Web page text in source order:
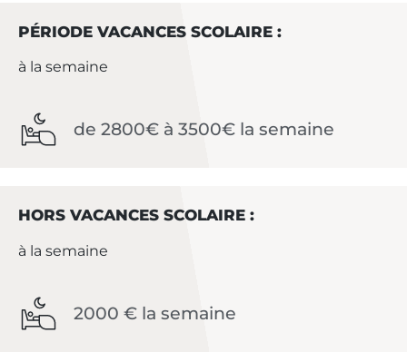
PÉRIODE VACANCES SCOLAIRE :
à la semaine
de 2800€ à 3500€ la semaine
HORS VACANCES SCOLAIRE :
à la semaine
2000 € la semaine